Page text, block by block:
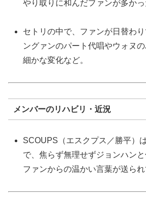
やり取りに和んだファンが多かっ
セトリの中で、ファンが日替わ
ングァンのパート代唱やウォヌ
細かな変化など。
メンバーのリハビリ・近況
SCOUPS（エスクプス／勝平）
で、焦らず無理せずジョンハン
ファンからの温かい言葉が送られ